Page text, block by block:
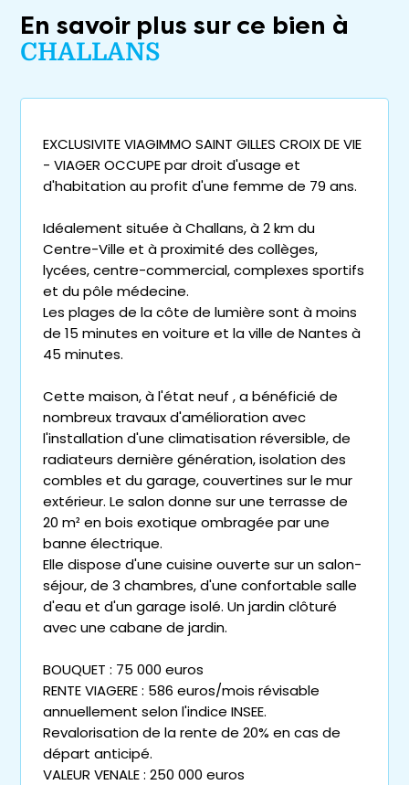
En savoir plus sur ce bien à
CHALLANS
EXCLUSIVITE VIAGIMMO SAINT GILLES CROIX DE VIE
- VIAGER OCCUPE par droit d'usage et
d'habitation au profit d'une femme de 79 ans.
Idéalement située à Challans, à 2 km du
Centre-Ville et à proximité des collèges,
lycées, centre-commercial, complexes sportifs
et du pôle médecine.
Les plages de la côte de lumière sont à moins
de 15 minutes en voiture et la ville de Nantes à
45 minutes.
Cette maison, à l'état neuf , a bénéficié de
nombreux travaux d'amélioration avec
l'installation d'une climatisation réversible, de
radiateurs dernière génération, isolation des
combles et du garage, couvertines sur le mur
extérieur. Le salon donne sur une terrasse de
20 m² en bois exotique ombragée par une
banne électrique.
Elle dispose d'une cuisine ouverte sur un salon-
séjour, de 3 chambres, d'une confortable salle
d'eau et d'un garage isolé. Un jardin clôturé
avec une cabane de jardin.
BOUQUET : 75 000 euros
RENTE VIAGERE : 586 euros/mois révisable
annuellement selon l'indice INSEE.
Revalorisation de la rente de 20% en cas de
départ anticipé.
VALEUR VENALE : 250 000 euros